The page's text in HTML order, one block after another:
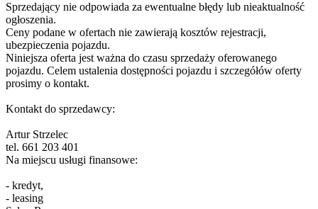
Sprzedający nie odpowiada za ewentualne błędy lub nieaktualność
ogłoszenia.
Ceny podane w ofertach nie zawierają kosztów rejestracji,
ubezpieczenia pojazdu.
Niniejsza oferta jest ważna do czasu sprzedaży oferowanego
pojazdu. Celem ustalenia dostępności pojazdu i szczegółów oferty
prosimy o kontakt.
Kontakt do sprzedawcy:
Artur Strzelec
tel. 661 203 401
Na miejscu usługi finansowe:
- kredyt,
- leasing